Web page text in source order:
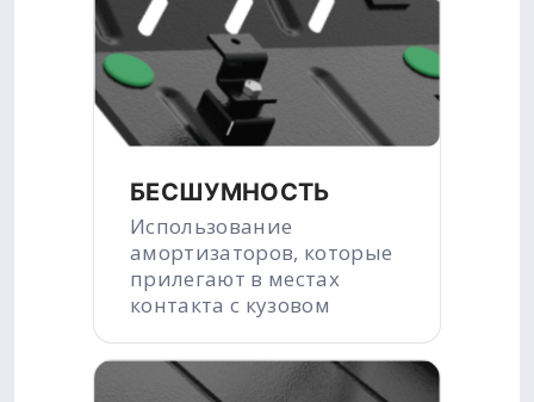
БЕСШУМНОСТЬ
Использование
амортизаторов, которые
прилегают в местах
контакта с кузовом